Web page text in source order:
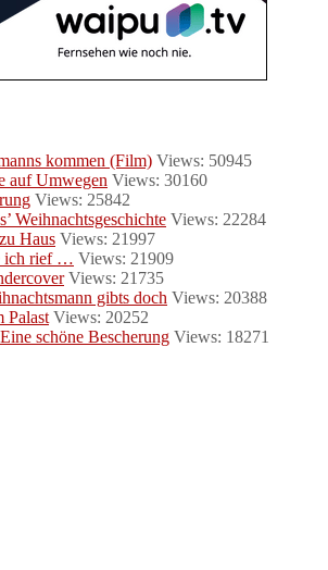
kommen (Film) Views: 50945
auf Umwegen Views: 30160
Views: 25842
Weihnachtsgeschichte Views: 22284
Haus Views: 21997
ich rief … Views: 21909
Views: 21735
gibts doch Views: 20388
Palast Views: 20252
schöne Bescherung Views: 18271